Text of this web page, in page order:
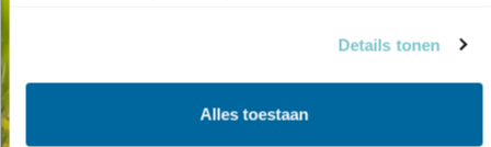
Details tonen
Alles toestaan